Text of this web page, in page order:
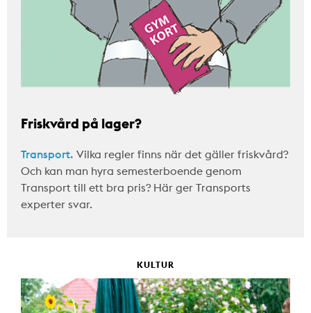
Friskvård på lager?
Transport. Vilka regler finns när det gäller friskvård?
Och kan man hyra semesterboende genom
Transport till ett bra pris? Här ger Transports
experter svar.
KULTUR